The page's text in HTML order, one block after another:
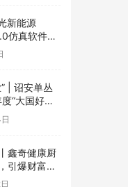
新能源
仿真软件引
估新时代！
| 诏安单丛
“大国好货·
品牌
鑫奇健康厨
引爆财富盛